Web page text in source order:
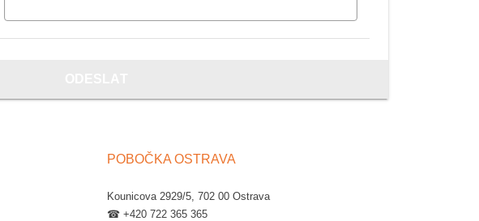
POBOČKA OSTRAVA
Kounicova 2929/5, 702 00 Ostrava
☎ +420 722 365 365